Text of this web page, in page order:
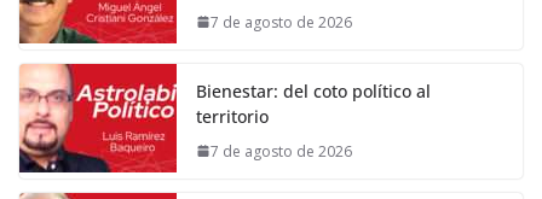
7 de agosto de 2026
Bienestar: del coto político al
territorio
7 de agosto de 2026